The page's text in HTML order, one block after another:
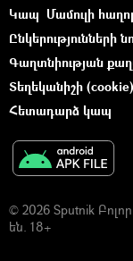
Կապ Մամուլի
Ընկերությունների
Գաղտնիության
Տեղեկանիշի
Հետադարձ կապ
© 2026 Sputnik
են. 18+